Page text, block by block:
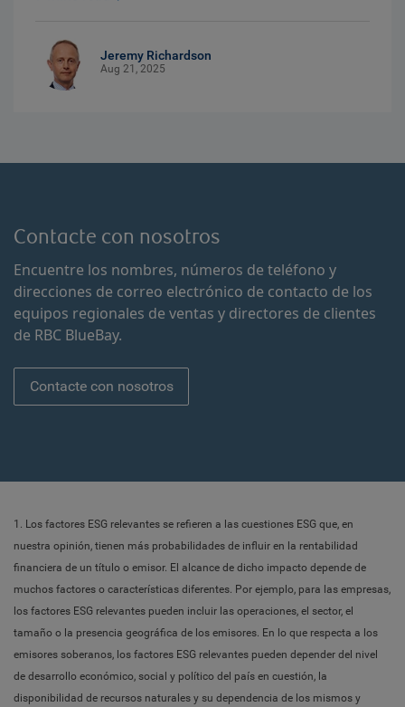
Jeremy Richardson
Aug 21, 2025
Contacte con nosotros
Encuentre los nombres, números de teléfono y
direcciones de correo electrónico de contacto de los
equipos regionales de ventas y directores de clientes
de RBC BlueBay.
Contacte con nosotros
1. Los factores ESG relevantes se refieren a las cuestiones ESG que, en
nuestra opinión, tienen más probabilidades de influir en la rentabilidad
financiera de un título o emisor. El alcance de dicho impacto depende de
muchos factores o características diferentes. Por ejemplo, para las empresas,
los factores ESG relevantes pueden incluir las operaciones, el sector, el
tamaño o la presencia geográfica de los emisores. En lo que respecta a los
emisores soberanos, los factores ESG relevantes pueden depender del nivel
de desarrollo económico, social y político del país en cuestión, la
disponibilidad de recursos naturales y su dependencia de los mismos y